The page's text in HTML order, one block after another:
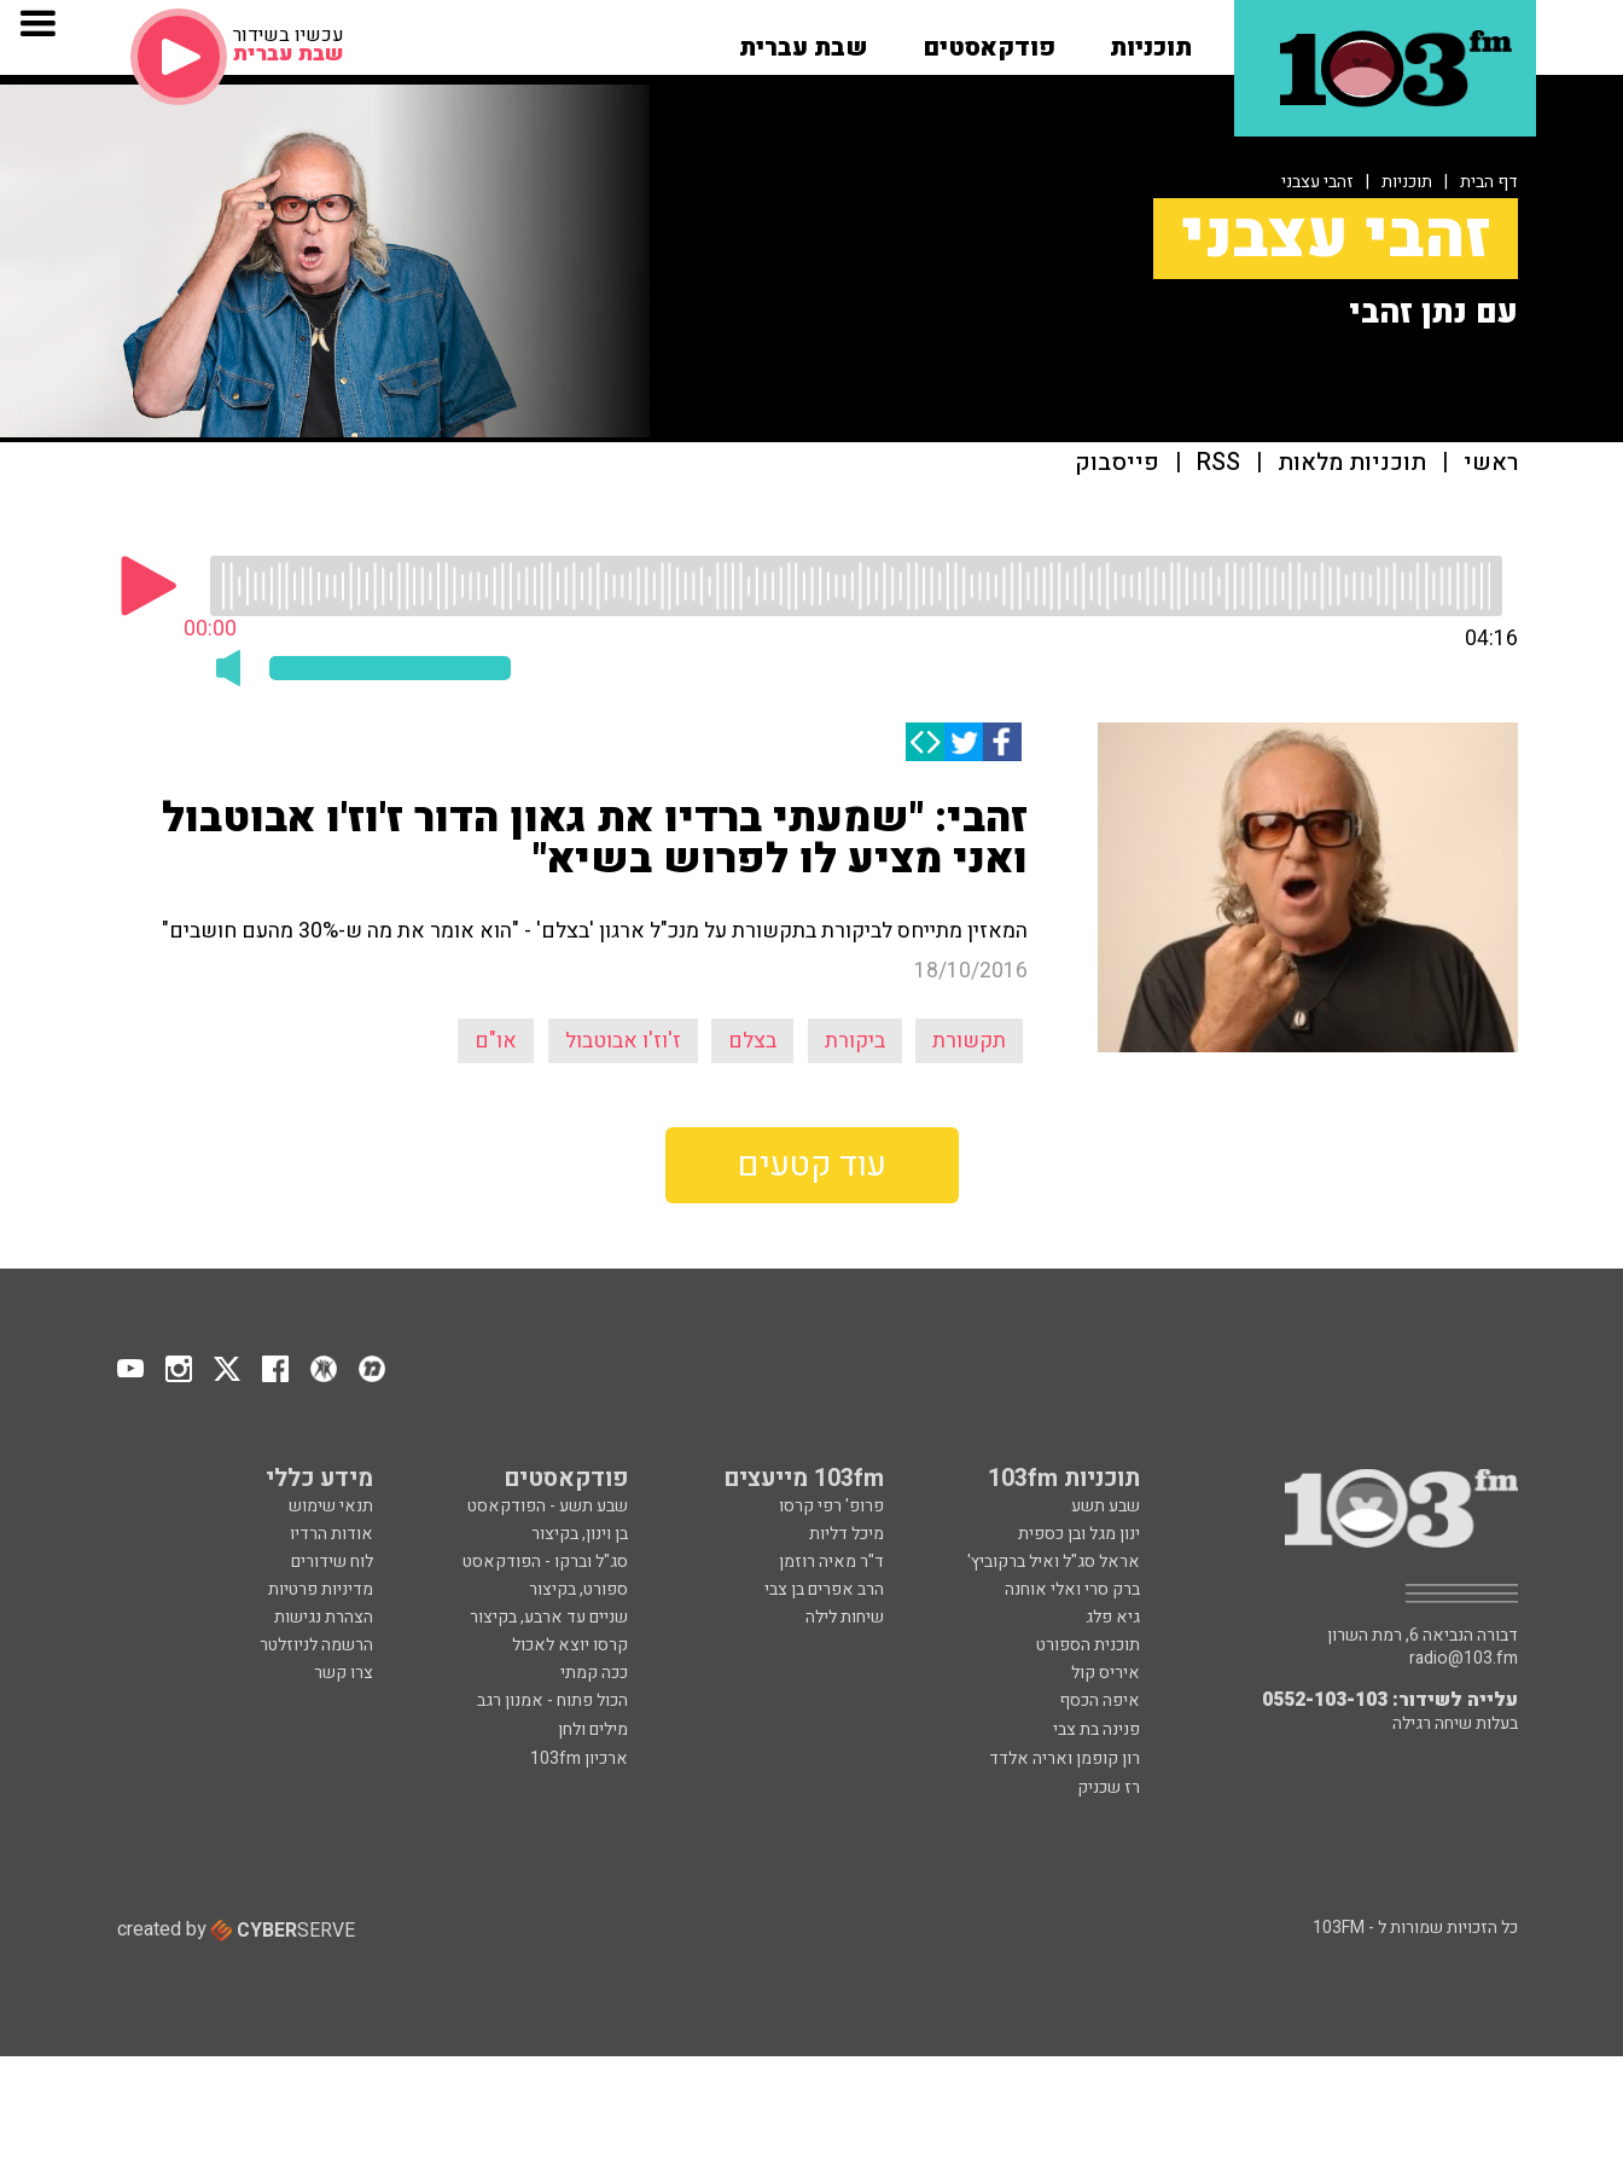
תוכניות פודקאסטים שבת עברית עכשיו בשידור
שבת עברית
דף הבית | תוכניות | זהבי עצבני
זהבי עצבני
עם נתן זהבי
ראשי | תוכניות מלאות |
RSS
| פייסבוק
00:00 04:16
זהבי: "שמעתי ברדיו את גאון הדור ז'וז'ו אבוטבול
ואני מציע לו לפרוש בשיא"
המאזין מתייחס לביקורת בתקשורת על מנכ"ל ארגון 'בצלם' - "הוא אומר את מה ש-30% מהעם חושבים"
18/10/2016
תקשורת ביקורת בצלם ז'וז'ו אבוטבול או"ם
עוד קטעים
תוכניות 103fm 103fm מייעצים פודקאסטים מידע כללי
שבע תשע פרופ' רפי קרסו שבע תשע - הפודקאסט
תנאי שימוש
ינון מגל ובן כספית
מיכל דליות בן וינון, בקיצור
אודות הרדיו
אראל סג"ל ואיל ברקוביץ'
ד"ר מאיה רוזמן סג"ל וברקו - הפודקאסט
לוח שידורים
ברק סרי ואלי אוחנה
הרב אפרים בן צבי ספורט, בקיצור
מדיניות פרטיות
גיא פלג
שיחות לילה שניים עד ארבע, בקיצור
הצהרת נגישות
תוכנית הספורט
קרסו יוצא לאכול
הרשמה לניוזלטר
איריס קול
ככה קמתי
צרו קשר
איפה הכסף
הכול פתוח - אמנון רגב
פנינה בת צבי
מילים ולחן
רון קופמן ואריה אלדד
ארכיון 103fm
רז שכניק
דבורה הנביאה 6, רמת השרון
radio@103.fm
עלייה לשידור: 0552-103-103
בעלות שיחה רגילה
כל הזכויות שמורות ל - 103FM created by CYBERSERVE